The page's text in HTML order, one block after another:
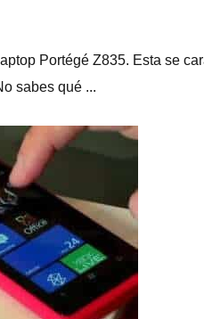
Portégé Z835. Esta se
sabes qué ...